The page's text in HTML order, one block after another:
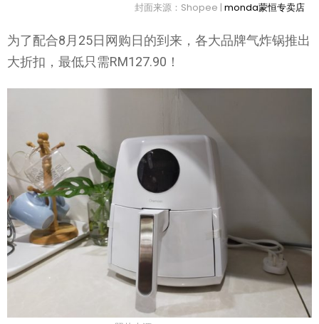
封面来源：Shopee | monda蒙恒专卖店
为了配合8月25日网购日的到来，各大品牌气炸锅推出
大折扣，最低只需RM127.90！